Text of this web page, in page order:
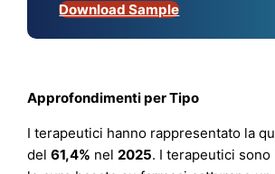
Download Sample
Approfondimenti per Tipo
I terapeutici hanno rappresentato la
del61,4% nel2025. I terapeutici